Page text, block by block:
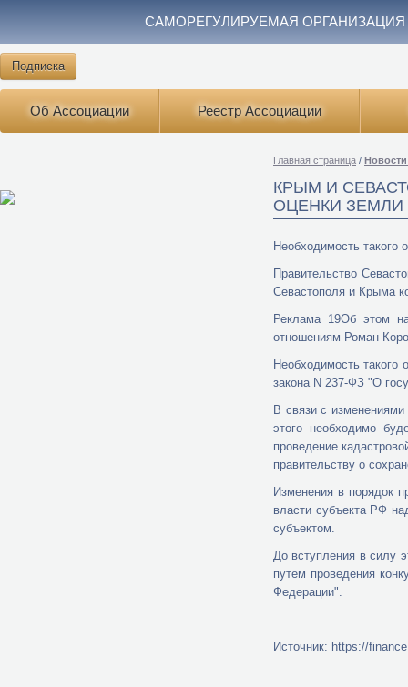
САМОРЕГУЛИРУЕМАЯ
Подписка
Об Ассоциации Реестр Ассоциации
Главная страница /
КРЫМ И
ОЦЕНКИ ЗЕМЛИ
Необходимость такого
Правительство
Севастополя и Крыма
Реклама 19Об этом
отношениям Роман
Необходимость такого
закона N 237-ФЗ "О
В связи с изменениями
этого необходимо
проведение
правительству о
Изменения в порядок
власти субъекта РФ
субъектом.
До вступления в силу
путем проведения
Федерации".
Источник: https://